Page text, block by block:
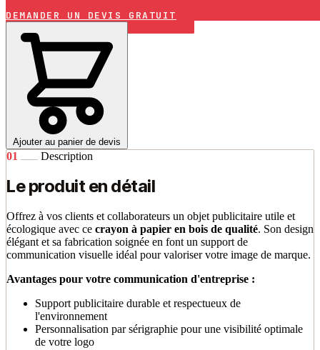
DEMANDER UN DEVIS GRATUIT
Ajouter au panier de devis
01 Description
Le produit en détail
Offrez à vos clients et collaborateurs un objet publicitaire utile et
écologique avec ce crayon à papier en bois de qualité. Son design
élégant et sa fabrication soignée en font un support de
communication visuelle idéal pour valoriser votre image de marque.
Avantages pour votre communication d'entreprise :
Support publicitaire durable et respectueux de
l'environnement
Personnalisation par sérigraphie pour une visibilité optimale
de votre logo